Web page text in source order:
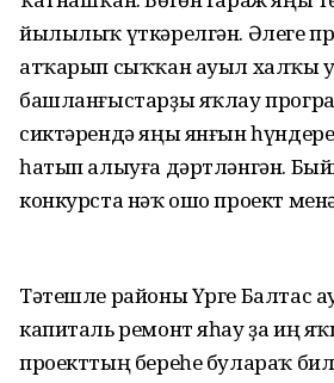
йылылыҡ үткәрелгән. Әлеге
атҡарып сыҡҡан ауыл халҡы
башланғыстарҙы яҡлау
сиктәрендә яңы янғын
һатып алыуға дәртләнгән.
конкурста нәҡ ошо проект
Тәтешле районы Үрге Балтас
капиталь ремонт яһау ҙа иң
проекттың береһе булараҡ